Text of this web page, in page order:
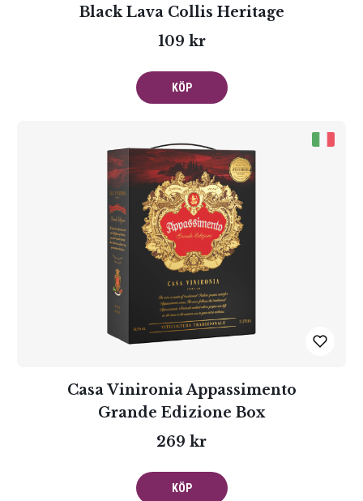
Black Lava Collis Heritage
109 kr
KÖP
Casa Vinironia Appassimento
Grande Edizione Box
269 kr
KÖP